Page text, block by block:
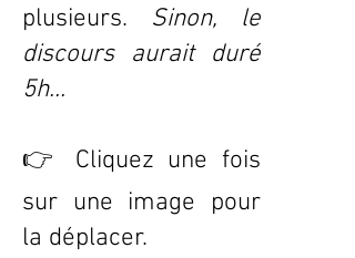
plusieurs. Sinon, le
discours aurait duré
5h...
👉 Cliquez une fois
sur une image pour
la déplacer.